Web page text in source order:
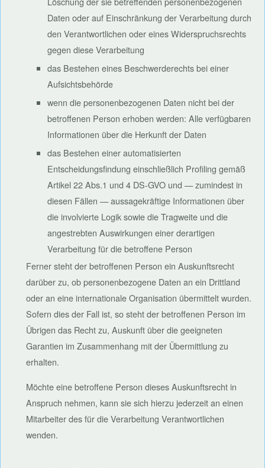
Daten oder auf Einschränkung der Verarbeitung durch
den Verantwortlichen oder eines Widerspruchsrechts
gegen diese Verarbeitung
das Bestehen eines Beschwerderechts bei einer
Aufsichtsbehörde
wenn die personenbezogenen Daten nicht bei der
betroffenen Person erhoben werden: Alle verfügbaren
Informationen über die Herkunft der Daten
das Bestehen einer automatisierten
Entscheidungsfindung einschließlich Profiling gemäß
Artikel 22 Abs.1 und 4 DS-GVO und — zumindest in
diesen Fällen — aussagekräftige Informationen über
die involvierte Logik sowie die Tragweite und die
angestrebten Auswirkungen einer derartigen
Verarbeitung für die betroffene Person
Ferner steht der betroffenen Person ein Auskunftsrecht
darüber zu, ob personenbezogene Daten an ein Drittland
oder an eine internationale Organisation übermittelt wurden.
Sofern dies der Fall ist, so steht der betroffenen Person im
Übrigen das Recht zu, Auskunft über die geeigneten
Garantien im Zusammenhang mit der Übermittlung zu
erhalten.
Möchte eine betroffene Person dieses Auskunftsrecht in
Anspruch nehmen, kann sie sich hierzu jederzeit an einen
Mitarbeiter des für die Verarbeitung Verantwortlichen
wenden.